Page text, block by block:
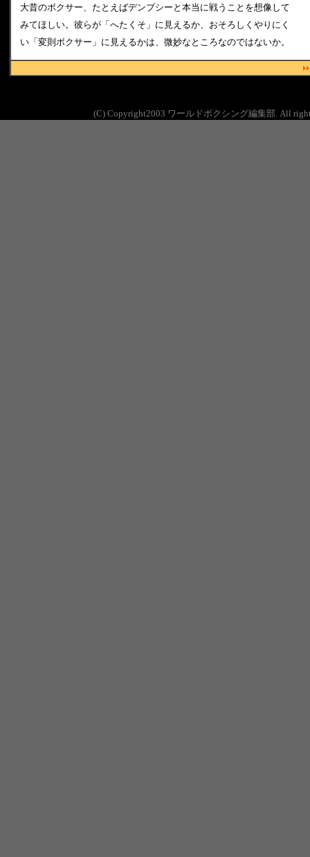
大昔のボクサー、たとえばデンプシーと本当に戦うことを想像して
みてほしい。彼らが「へたくそ」に見えるか、おそろしくやりにく
い「変則ボクサー」に見えるかは、微妙なところなのではないか。
(C) Copyright2003 ワールドボクシング編集部. All